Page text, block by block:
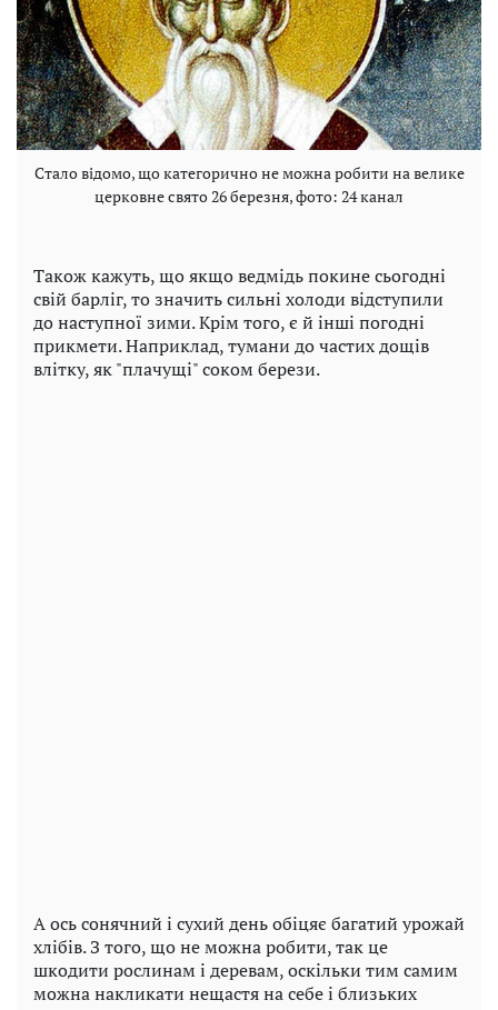
Стало відомо, що категорично не можна робити на велике
церковне свято 26 березня, фото: 24 канал
Також кажуть, що якщо ведмідь покине сьогодні
свій барліг, то значить сильні холоди відступили
до наступної зими. Крім того, є й інші погодні
прикмети. Наприклад, тумани до частих дощів
влітку, як "плачущі" соком берези.
А ось сонячний і сухий день обіцяє багатий урожай
хлібів. З того, що не можна робити, так це
шкодити рослинам і деревам, оскільки тим самим
можна накликати нещастя на себе і близьких